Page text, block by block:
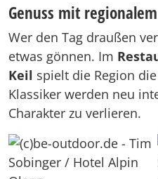
Genuss mit
Wer den Tag draußen
etwas gönnen. Im
Keil spielt die Region
Klassiker werden neu
Charakter zu verlieren.